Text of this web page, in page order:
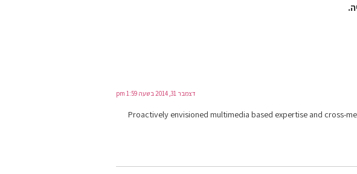
דצמבר 31, 2014 בשעה 1:59 pm
Proactively envisioned multimedia based expertise and cross-